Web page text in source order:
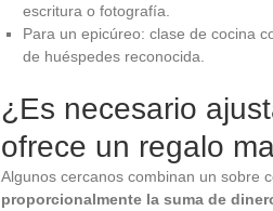
escritura o fotografía.
Para un epicúreo: clase de cocina
de huéspedes reconocida.
¿Es necesario
ofrece un regalo
Algunos cercanos combinan un sobre
proporcionalmente la suma de